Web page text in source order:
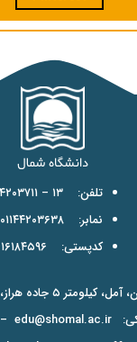
تلفن: ۱۳ – ۰۱۱۴۴۲۰۳۷۱۱
نمابر: ۰۱۱۴۴۲۰۳۶۳۸
کدپستی: ۴۶۱۶۱۸۴۵۹۶
هراز، دو راهی امامزاده عبدالله
– edu@shomal.ac.ir